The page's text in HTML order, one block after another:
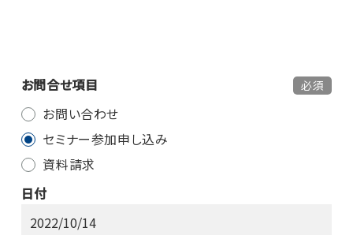
お問合せ項目 必須
お問い合わせ
セミナー参加申し込み
資料請求
日付